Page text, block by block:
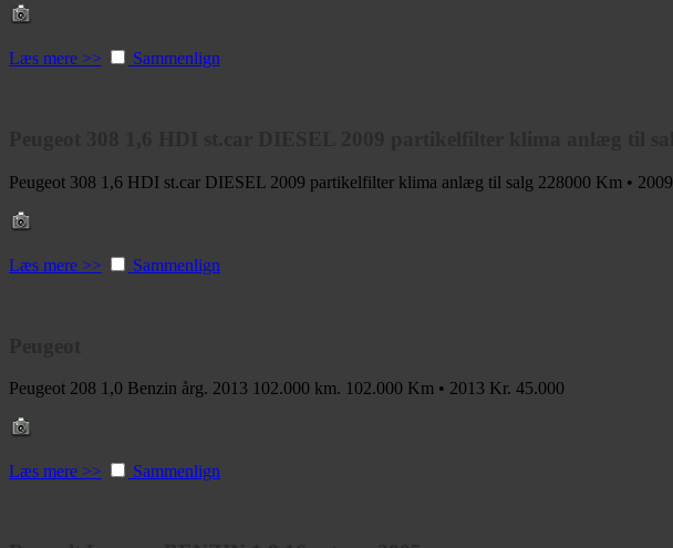
Læs mere >> Sammenlign
Peugeot 308 1,6 HDI st.car DIESEL 2009 partikelfilter klima anlæg til salg 228000 Km • 2009
Læs mere >> Sammenlign
Peugeot 208 1,0 Benzin årg. 2013 102.000 km. 102.000 Km • 2013 Kr. 45.000
Læs mere >> Sammenlign